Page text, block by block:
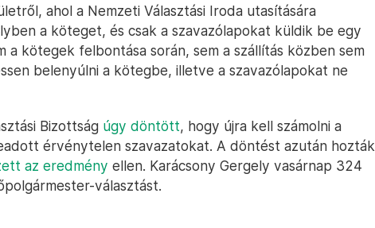
ahol a Nemzeti Választási Iroda utasítására
a köteget, és csak a szavazólapokat küldik be egy
a kötegek felbontása során, sem a szállítás közben sem
belenyúlni a kötegbe, illetve a szavazólapokat ne
Bizottság úgy döntött, hogy újra kell számolni a
érvénytelen szavazatokat. A döntést azután hozták
az eredmény ellen. Karácsony Gergely vasárnap 324
választást.